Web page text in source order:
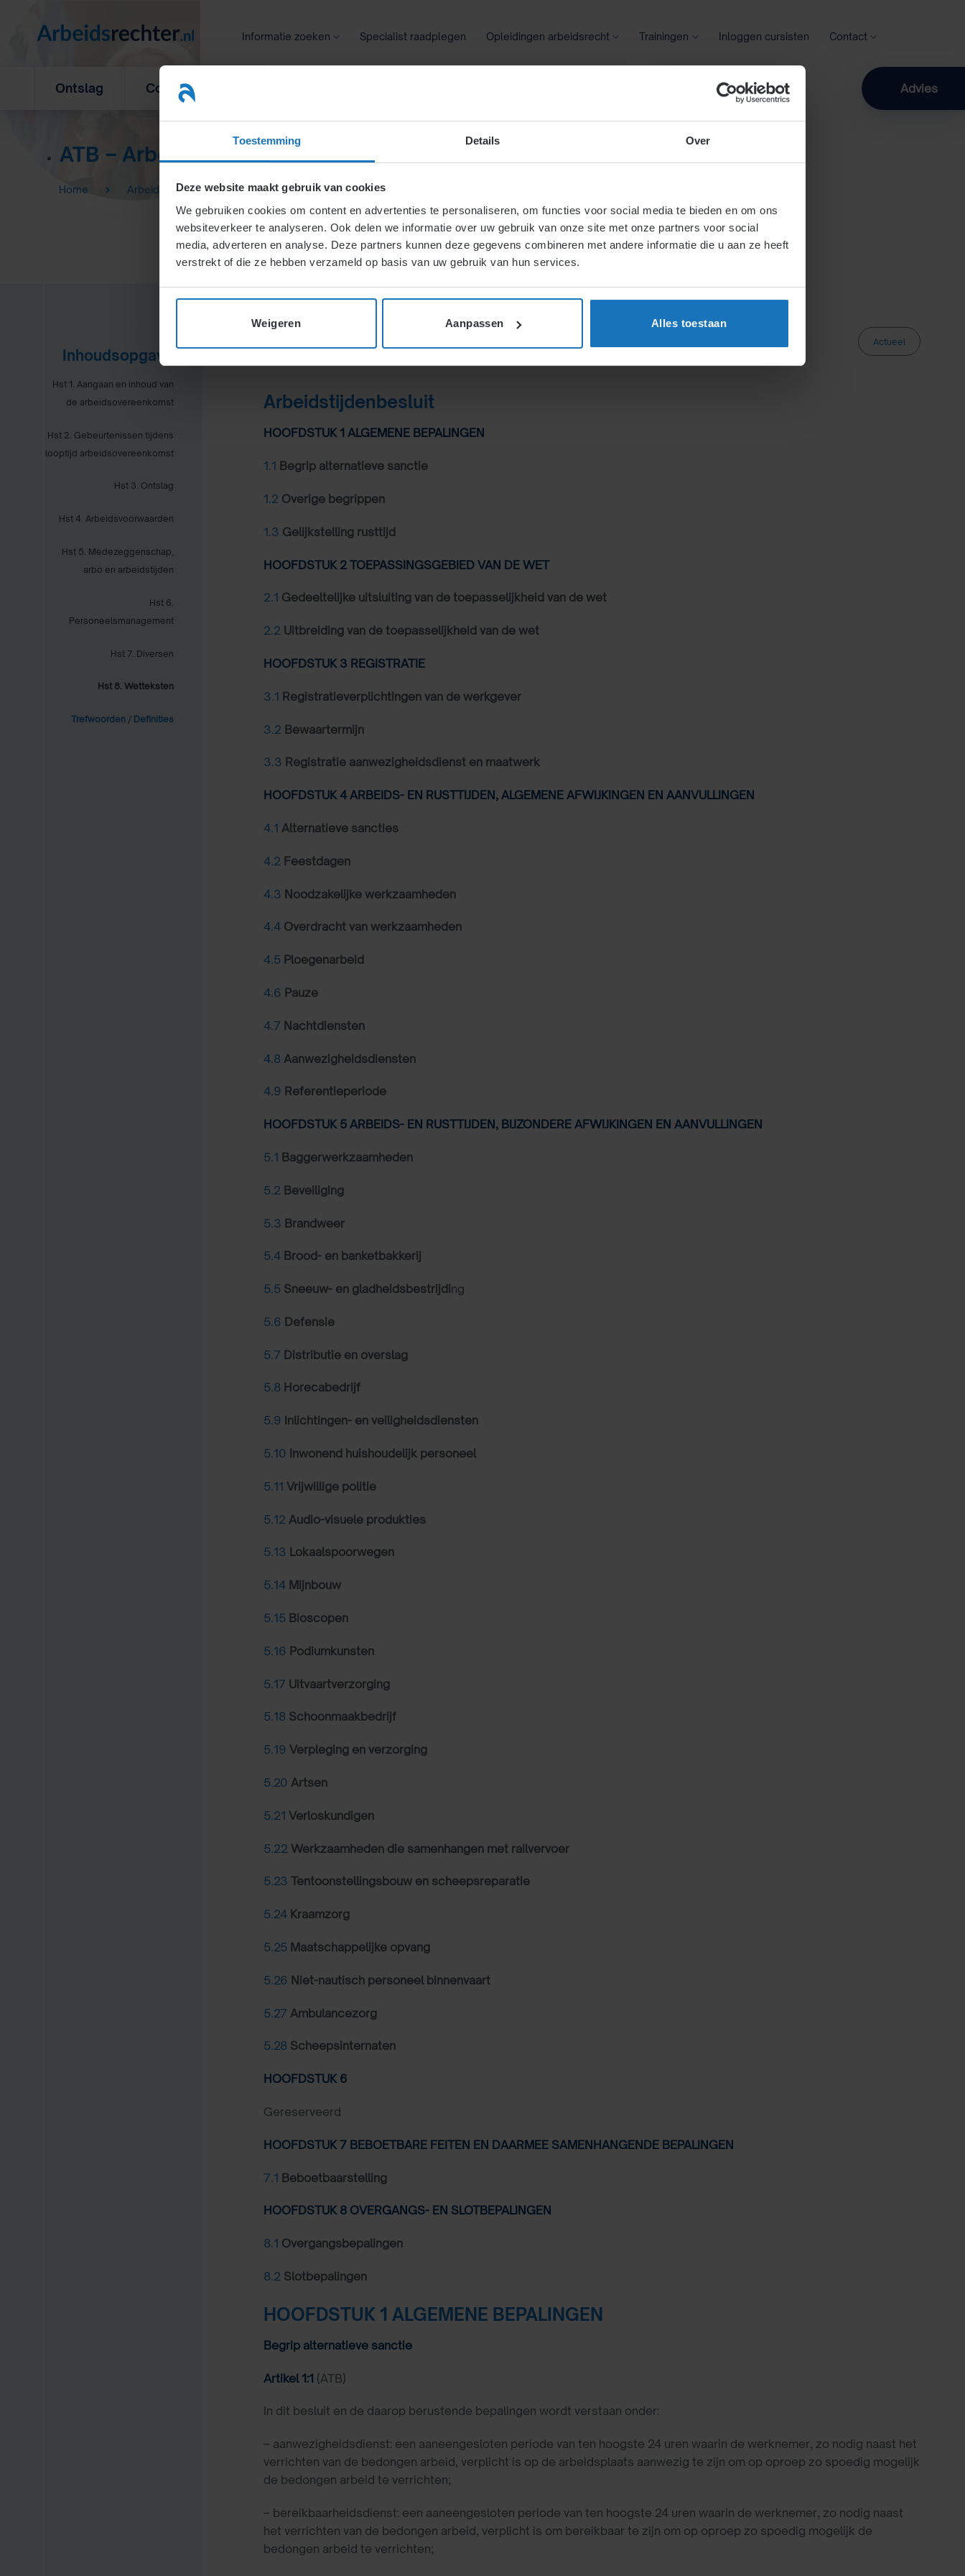
Toestemming Details Over
Deze website maakt gebruik van cookies
We gebruiken cookies om content en advertenties te personaliseren, om functies voor social media te bieden en om ons
websiteverkeer te analyseren. Ook delen we informatie over uw gebruik van onze site met onze partners voor social
media, adverteren en analyse. Deze partners kunnen deze gegevens combineren met andere informatie die u aan ze heeft
verstrekt of die ze hebben verzameld op basis van uw gebruik van hun services.
Weigeren Aanpassen Alles toestaan
Informatie zoeken Specialist raadplegen Opleidingen arbeidsrecht Trainingen Inloggen cursisten Contact
Ontslag Concurrentiebeding Zoeken Advies
ATB – Arbeidstijdenbesluit
Home Arbeidstijdenbesluit (ATB)
Inhoudsopgave
Hst 1. Aangaan en inhoud van
de arbeidsovereenkomst
Hst 2. Gebeurtenissen tijdens
looptijd arbeidsovereenkomst
Hst 3. Ontslag
Hst 4. Arbeidsvoorwaarden
Hst 5. Medezeggenschap,
arbo en arbeidstijden
Hst 6.
Personeelsmanagement
Hst 7. Diversen
Hst 8. Wetteksten
Trefwoorden / Definities
Actueel
Arbeidstijdenbesluit
HOOFDSTUK 1 ALGEMENE BEPALINGEN
1.1 Begrip alternatieve sanctie
1.2 Overige begrippen
1.3 Gelijkstelling rusttijd
HOOFDSTUK 2 TOEPASSINGSGEBIED VAN DE WET
2.1 Gedeeltelijke uitsluiting van de toepasselijkheid van de wet
2.2 Uitbreiding van de toepasselijkheid van de wet
HOOFDSTUK 3 REGISTRATIE
3.1 Registratieverplichtingen van de werkgever
3.2 Bewaartermijn
3.3 Registratie aanwezigheidsdienst en maatwerk
HOOFDSTUK 4 ARBEIDS- EN RUSTTIJDEN, ALGEMENE AFWIJKINGEN EN AANVULLINGEN
4.1 Alternatieve sancties
4.2 Feestdagen
4.3 Noodzakelijke werkzaamheden
4.4 Overdracht van werkzaamheden
4.5 Ploegenarbeid
4.6 Pauze
4.7 Nachtdiensten
4.8 Aanwezigheidsdiensten
4.9 Referentieperiode
HOOFDSTUK 5 ARBEIDS- EN RUSTTIJDEN, BIJZONDERE AFWIJKINGEN EN AANVULLINGEN
5.1 Baggerwerkzaamheden
5.2 Beveiliging
5.3 Brandweer
5.4 Brood- en banketbakkerij
5.5 Sneeuw- en gladheidsbestrijding
5.6 Defensie
5.7 Distributie en overslag
5.8 Horecabedrijf
5.9 Inlichtingen- en veiligheidsdiensten
5.10 Inwonend huishoudelijk personeel
5.11 Vrijwillige politie
5.12 Audio-visuele produkties
5.13 Lokaalspoorwegen
5.14 Mijnbouw
5.15 Bioscopen
5.16 Podiumkunsten
5.17 Uitvaartverzorging
5.18 Schoonmaakbedrijf
5.19 Verpleging en verzorging
5.20 Artsen
5.21 Verloskundigen
5.22 Werkzaamheden die samenhangen met railvervoer
5.23 Tentoonstellingsbouw en scheepsreparatie
5.24 Kraamzorg
5.25 Maatschappelijke opvang
5.26 Niet-nautisch personeel binnenvaart
5.27 Ambulancezorg
5.28 Scheepsinternaten
HOOFDSTUK 6
Gereserveerd
HOOFDSTUK 7 BEBOETBARE FEITEN EN DAARMEE SAMENHANGENDE BEPALINGEN
7.1 Beboetbaarstelling
HOOFDSTUK 8 OVERGANGS- EN SLOTBEPALINGEN
8.1 Overgangsbepalingen
8.2 Slotbepalingen
HOOFDSTUK 1 ALGEMENE BEPALINGEN
Begrip alternatieve sanctie
Artikel 1:1 (ATB)
In dit besluit en de daarop berustende bepalingen wordt verstaan onder:
– aanwezigheidsdienst: een aaneengesloten periode van ten hoogste 24 uren waarin de werknemer, zo nodig naast het
verrichten van de bedongen arbeid, verplicht is op de arbeidsplaats aanwezig te zijn om op oproep zo spoedig mogelijk
de bedongen arbeid te verrichten;
– bereikbaarheidsdienst: een aaneengesloten periode van ten hoogste 24 uren waarin de werknemer, zo nodig naast
het verrichten van de bedongen arbeid, verplicht is om bereikbaar te zijn om op oproep zo spoedig mogelijk de
bedongen arbeid te verrichten;